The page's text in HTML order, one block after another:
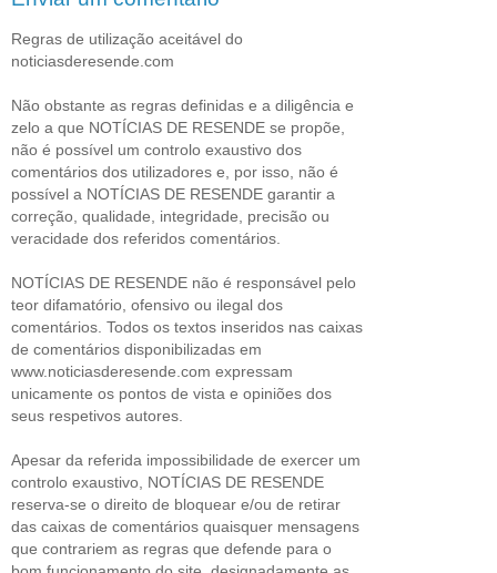
Regras de utilização aceitável do
noticiasderesende.com
Não obstante as regras definidas e a diligência e
zelo a que NOTÍCIAS DE RESENDE se propõe,
não é possível um controlo exaustivo dos
comentários dos utilizadores e, por isso, não é
possível a NOTÍCIAS DE RESENDE garantir a
correção, qualidade, integridade, precisão ou
veracidade dos referidos comentários.
NOTÍCIAS DE RESENDE não é responsável pelo
teor difamatório, ofensivo ou ilegal dos
comentários. Todos os textos inseridos nas caixas
de comentários disponibilizadas em
www.noticiasderesende.com expressam
unicamente os pontos de vista e opiniões dos
seus respetivos autores.
Apesar da referida impossibilidade de exercer um
controlo exaustivo, NOTÍCIAS DE RESENDE
reserva-se o direito de bloquear e/ou de retirar
das caixas de comentários quaisquer mensagens
que contrariem as regras que defende para o